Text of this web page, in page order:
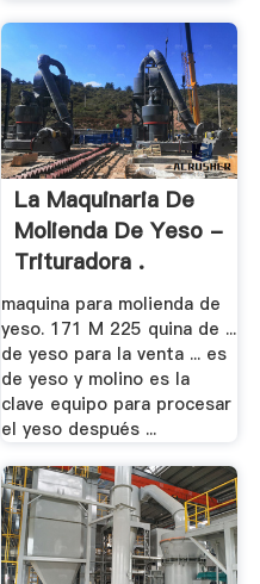
La Maquinaria De
Molienda De Yeso -
Trituradora .
maquina para molienda de
yeso. 171 M 225 quina de ...
de yeso para la venta ... es
de yeso y molino es la
clave equipo para procesar
el yeso después ...